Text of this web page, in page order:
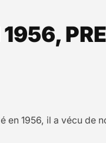
1956, il a vécu de